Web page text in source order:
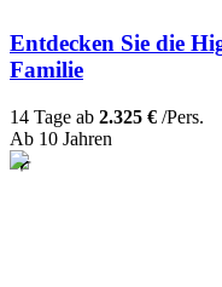
Entdecken Sie die
Familie
14 Tage ab 2.325 € /Pers.
Ab 10 Jahren